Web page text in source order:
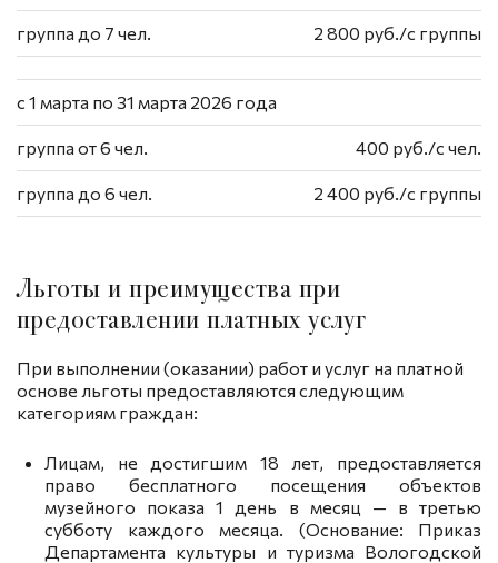
группа до 7 чел. 2 800 руб./с группы
с 1 марта по 31 марта 2026 года
группа от 6 чел. 400 руб./с чел.
группа до 6 чел. 2 400 руб./с группы
Льготы и преимущества при
предоставлении платных услуг
При выполнении (оказании) работ и услуг на платной
основе льготы предоставляются следующим
категориям граждан:
Лицам, не достигшим 18 лет, предоставляется
право бесплатного посещения объектов
музейного показа 1 день в месяц — в третью
субботу каждого месяца. (Основание: Приказ
Департамента культуры и туризма Вологодской